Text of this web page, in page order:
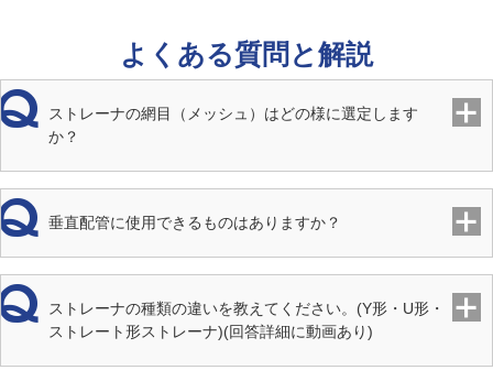
よくある質問と解説
ストレーナの網目（メッシュ）はどの様に選定します
か？
垂直配管に使用できるものはありますか？
ストレーナの種類の違いを教えてください。(Y形・U形・
ストレート形ストレーナ)(回答詳細に動画あり)